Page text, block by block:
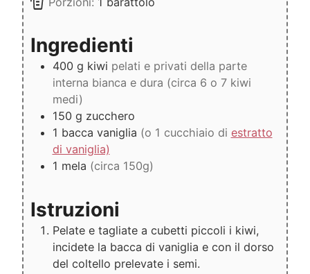
Ingredienti
400 g kiwi pelati e privati della parte
interna bianca e dura (circa 6 o 7 kiwi
medi)
150 g zucchero
1 bacca vaniglia (o 1 cucchiaio di estratto
di vaniglia)
1 mela (circa 150g)
Istruzioni
Pelate e tagliate a cubetti piccoli i kiwi,
incidete la bacca di vaniglia e con il dorso
del coltello prelevate i semi.